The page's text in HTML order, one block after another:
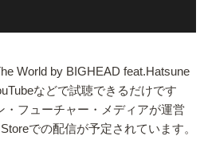
World by BIGHEAD feat.Hatsune
などで試聴できるだけです
・フューチャー・メディアが運営
での配信が予定されています。